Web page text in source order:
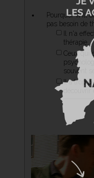
Pourquoi Will
pas besoin de
Il n'a
thérapie.
Ceux qui
souvent
Il a trop